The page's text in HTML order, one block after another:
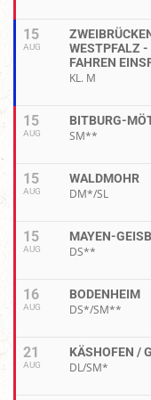
15
AUG
WESTPFALZ
FAHREN
KL. M
15
AUG
BITBURG-
SM**
15
AUG
WALDMOHR
DM*/SL
15
AUG
MAYEN-
DS**
16
AUG
BODENHEIM
DS*/SM**
21
AUG
KÄSHOFEN /
DL/SM*